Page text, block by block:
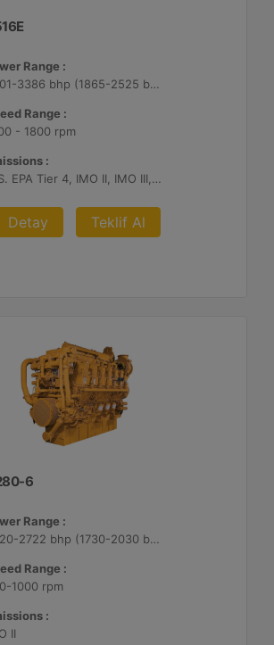
Range :
2501-3386 bhp (1865-2525 bkW)
Range :
- 1800 rpm
:
U.S. EPA Tier 4, IMO II, IMO III, IMO II/III switchable
Detay Teklif Al
6
Range :
2320-2722 bhp (1730-2030 bkW)
Range :
1000 rpm
:
II